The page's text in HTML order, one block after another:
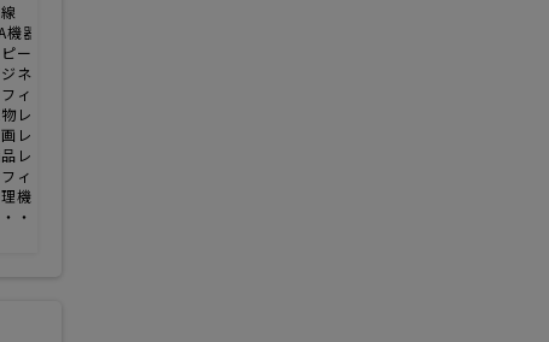
機器
ー機・複合機
ネスフォン
ィス移転
レンタル
レンタル
レンタル
ィスセキュリティ
機器
・・・